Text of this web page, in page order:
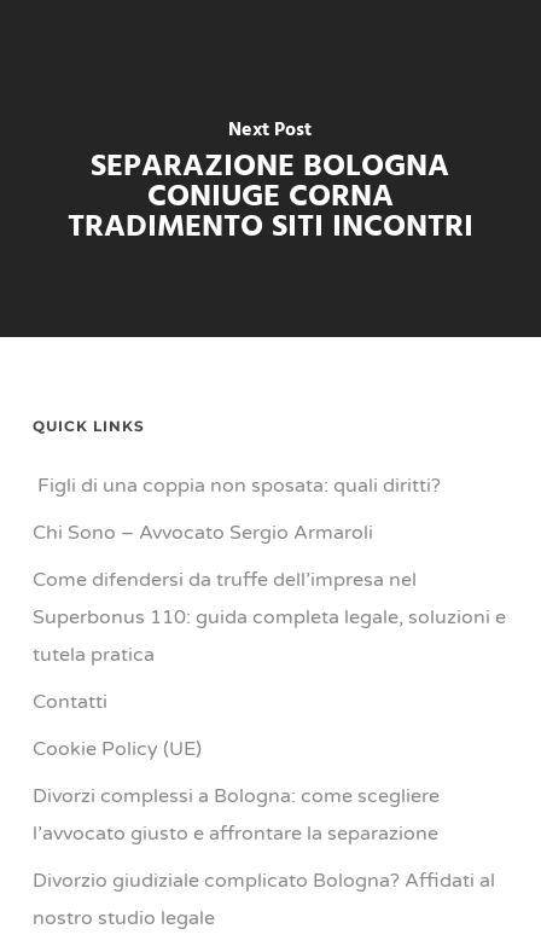
Next Post
SEPARAZIONE BOLOGNA
CONIUGE CORNA
TRADIMENTO SITI INCONTRI
QUICK LINKS
Figli di una coppia non sposata: quali diritti?
Chi Sono – Avvocato Sergio Armaroli
Come difendersi da truffe dell’impresa nel
Superbonus 110: guida completa legale, soluzioni e
tutela pratica
Contatti
Cookie Policy (UE)
Divorzi complessi a Bologna: come scegliere
l’avvocato giusto e affrontare la separazione
Divorzio giudiziale complicato Bologna? Affidati al
nostro studio legale